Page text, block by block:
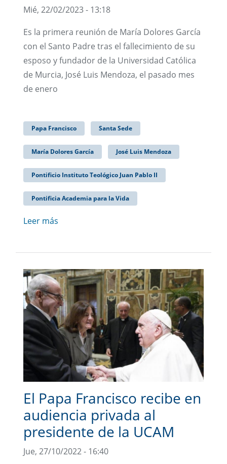
Mié, 22/02/2023 - 13:18
Es la primera reunión de María Dolores García
con el Santo Padre tras el fallecimiento de su
esposo y fundador de la Universidad Católica
de Murcia, José Luis Mendoza, el pasado mes
de enero
Papa Francisco Santa Sede
María Dolores García José Luis Mendoza
Pontificio Instituto Teológico Juan Pablo II
Pontificia Academia para la Vida
Leer más
El Papa Francisco recibe en
audiencia privada al
presidente de la UCAM
Jue, 27/10/2022 - 16:40